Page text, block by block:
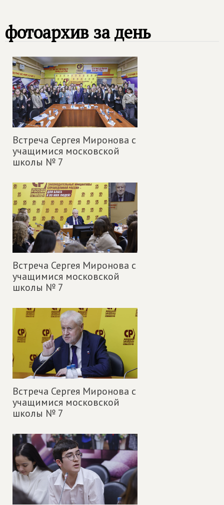
фотоархив за день
Встреча Сергея Миронова с
учащимися московской
школы № 7
Встреча Сергея Миронова с
учащимися московской
школы № 7
Встреча Сергея Миронова с
учащимися московской
школы № 7